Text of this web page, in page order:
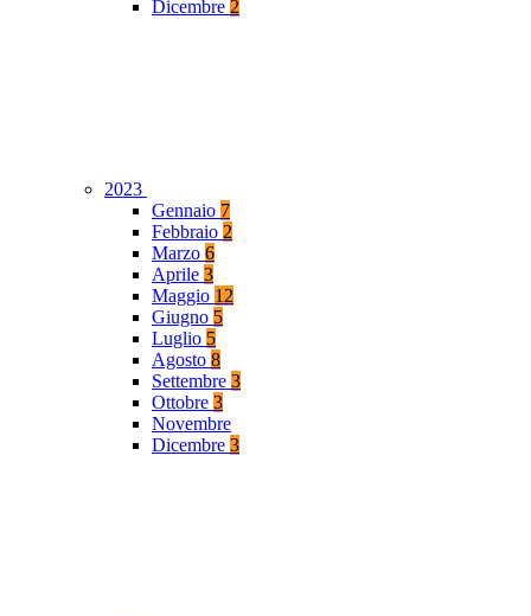
Dicembre 2
2023
Gennaio 7
Febbraio 2
Marzo 6
Aprile 3
Maggio 12
Giugno 5
Luglio 5
Agosto 8
Settembre 3
Ottobre 3
Novembre
Dicembre 3